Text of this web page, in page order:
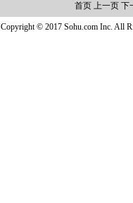
首页 上一页 下
Copyright © 2017 Sohu.com Inc. All